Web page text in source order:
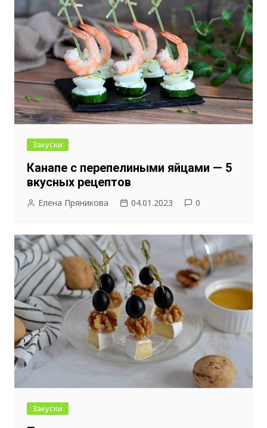
Закуски
Канапе с перепелиными яйцами — 5
вкусных рецептов
Елена Пряникова 04.01.2023 0
Закуски